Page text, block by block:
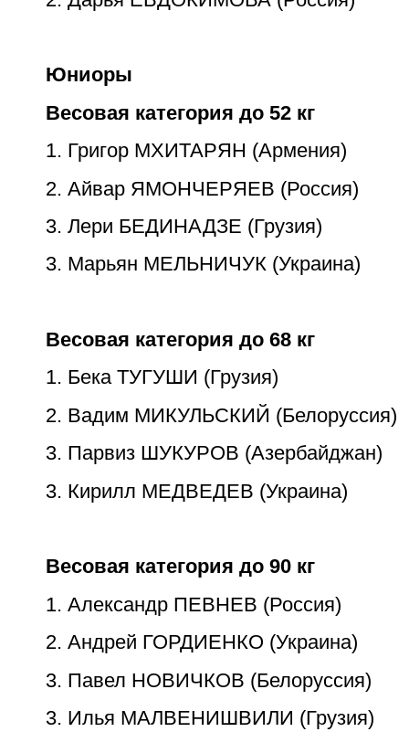
Юниоры
Весовая категория до 52 кг
1. Григор МХИТАРЯН (Армения)
2. Айвар ЯМОНЧЕРЯЕВ (Россия)
3. Лери БЕДИНАДЗЕ (Грузия)
3. Марьян МЕЛЬНИЧУК (Украина)
Весовая категория до 68 кг
1. Бека ТУГУШИ (Грузия)
2. Вадим МИКУЛЬСКИЙ (Белоруссия)
3. Парвиз ШУКУРОВ (Азербайджан)
3. Кирилл МЕДВЕДЕВ (Украина)
Весовая категория до 90 кг
1. Александр ПЕВНЕВ (Россия)
2. Андрей ГОРДИЕНКО (Украина)
3. Павел НОВИЧКОВ (Белоруссия)
3. Илья МАЛВЕНИШВИЛИ (Грузия)